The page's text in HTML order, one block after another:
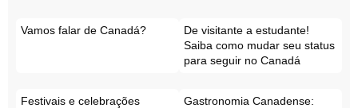
Vamos falar de Canadá?
De visitante a estudante!
Saiba como mudar seu status
para seguir no Canadá
Festivais e celebrações
Gastronomia Canadense: